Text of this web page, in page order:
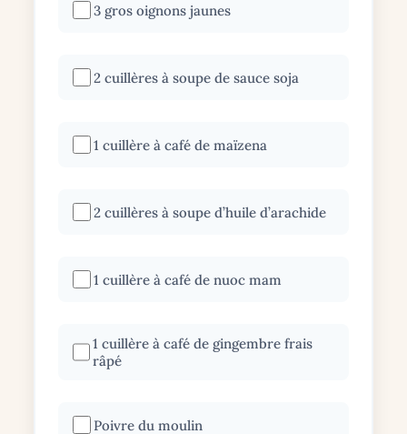
3 gros oignons jaunes
2 cuillères à soupe de sauce soja
1 cuillère à café de maïzena
2 cuillères à soupe d’huile d’arachide
1 cuillère à café de nuoc mam
1 cuillère à café de gingembre frais
râpé
Poivre du moulin